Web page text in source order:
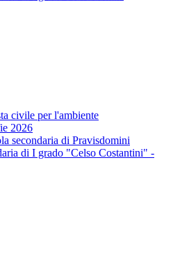
civile per l'ambiente
2026
secondaria di Pravisdomini
di I grado "Celso Costantini" -